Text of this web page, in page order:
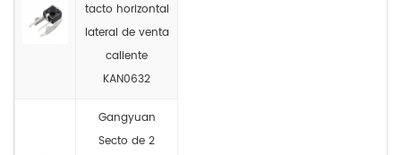
tacto horizontal
lateral de venta
caliente
KAN0632
Gangyuan
Secto de 2